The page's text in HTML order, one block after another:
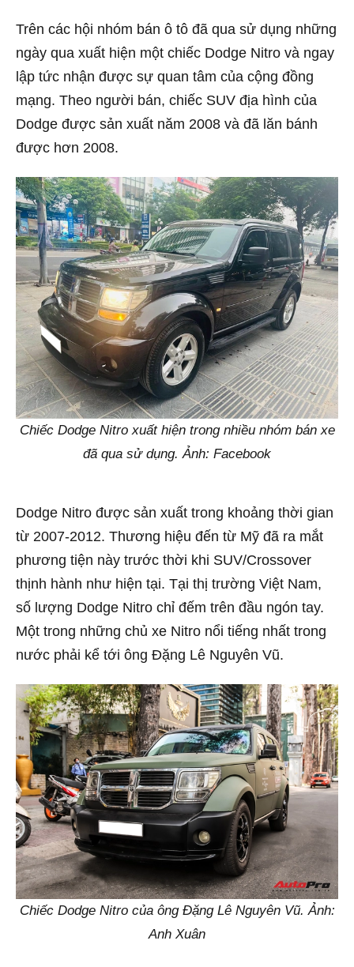
Trên các hội nhóm bán ô tô đã qua sử dụng những
ngày qua xuất hiện một chiếc Dodge Nitro và ngay
lập tức nhận được sự quan tâm của cộng đồng
mạng. Theo người bán, chiếc SUV địa hình của
Dodge được sản xuất năm 2008 và đã lăn bánh
được hơn 2008.
Chiếc Dodge Nitro xuất hiện trong nhiều nhóm bán xe
đã qua sử dụng. Ảnh: Facebook
Dodge Nitro được sản xuất trong khoảng thời gian
từ 2007-2012. Thương hiệu đến từ Mỹ đã ra mắt
phương tiện này trước thời khi SUV/Crossover
thịnh hành như hiện tại. Tại thị trường Việt Nam,
số lượng Dodge Nitro chỉ đếm trên đầu ngón tay.
Một trong những chủ xe Nitro nổi tiếng nhất trong
nước phải kể tới ông Đặng Lê Nguyên Vũ.
Chiếc Dodge Nitro của ông Đặng Lê Nguyên Vũ. Ảnh:
Anh Xuân